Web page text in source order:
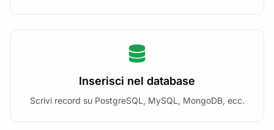
Inserisci nel database
Scrivi record su PostgreSQL, MySQL, MongoDB, ecc.